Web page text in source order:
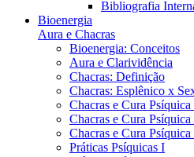
Bibliografia
Bioenergia
Aura e Chacras
Bioenergia: Conceitos
Aura e Clarividência
Chacras: Definição
Chacras: Esplênico x
Chacras e Cura
Chacras e Cura
Chacras e Cura
Práticas Psíquicas I